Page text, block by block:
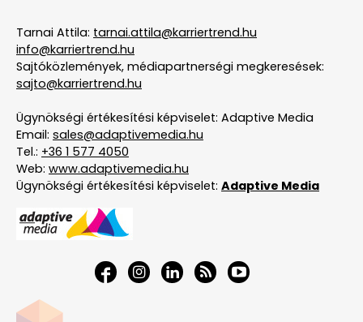
Tarnai Attila: tarnai.attila@karriertrend.hu
info@karriertrend.hu
Sajtóközlemények, médiapartnerségi megkeresések:
sajto@karriertrend.hu
Ügynökségi értékesítési képviselet: Adaptive Media
Email: sales@adaptivemedia.hu
Tel.: +36 1 577 4050
Web: www.adaptivemedia.hu
Ügynökségi értékesítési képviselet: Adaptive Media